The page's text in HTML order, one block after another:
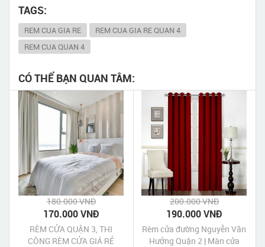
TAGS:
REM CUA GIA RE
REM CUA GIA RE QUAN 4
REM CUA QUAN 4
CÓ THỂ BẠN QUAN TÂM:
180.000 VNĐ
170.000 VNĐ
RÈM CỬA QUẬN 3, THI
CÔNG RÈM CỬA GIÁ RẺ
200.000 VNĐ
190.000 VNĐ
Rèm cửa đường Nguyễn Văn
Hưởng Quận 2 | Màn cửa